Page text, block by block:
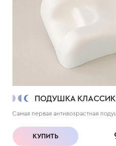
ПОДУШКА
Самая первая антивозрастная
КУПИТЬ